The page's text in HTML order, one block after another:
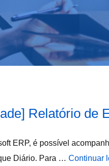
Relatório de
ERP, é possível
Diário. Para … Continuar